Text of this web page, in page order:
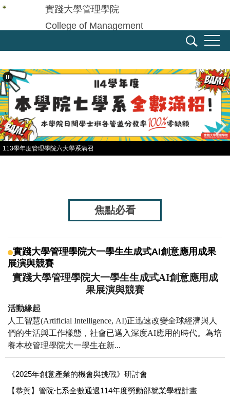
跳
主
容
區
實踐大學管理學院
College of Management
113學年度管理學院六大學系滿召
焦點必看
實踐大學管理學院大一學生生成式AI創意應用成果
展演與競賽
實踐大學管理學院大一學生生成式AI創意應用成
果展演與競賽
活動緣起
人工智慧(Artificial Intelligence, AI)正迅速改變全球經濟與人
們的生活與工作樣態， 社會已邁入深度AI應用的時代。 為培
養本校管理學院大一學生在新...
《2025年創意產業的機會與挑戰》研討會
【恭賀】管院七系全數通過114年度勞動部就業學程計畫